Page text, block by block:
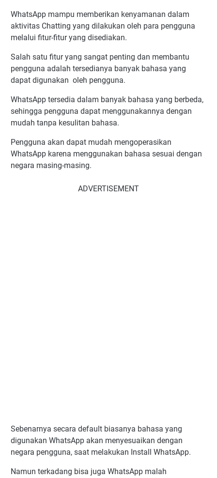
WhatsApp mampu memberikan kenyamanan dalam
aktivitas Chatting yang dilakukan oleh para pengguna
melalui fitur-fitur yang disediakan.
Salah satu fitur yang sangat penting dan membantu
pengguna adalah tersedianya banyak bahasa yang
dapat digunakan oleh pengguna.
WhatsApp tersedia dalam banyak bahasa yang berbeda,
sehingga pengguna dapat menggunakannya dengan
mudah tanpa kesulitan bahasa.
Pengguna akan dapat mudah mengoperasikan
WhatsApp karena menggunakan bahasa sesuai dengan
negara masing-masing.
ADVERTISEMENT
Sebenarnya secara default biasanya bahasa yang
digunakan WhatsApp akan menyesuaikan dengan
negara pengguna, saat melakukan Install WhatsApp.
Namun terkadang bisa juga WhatsApp malah